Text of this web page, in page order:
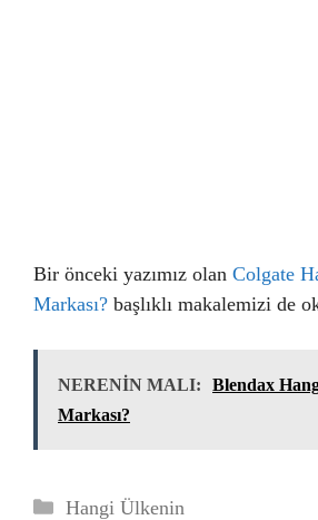
Bir önceki yazımız olan Colgate
Markası? başlıklı makalemizi de
NERENİN MALI:
Blendax
Markası?
Kategoriler
Hangi Ülkenin